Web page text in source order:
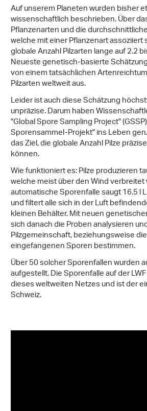
Auf unserem Planeten wurden bisher
wissenschaftlich beschrieben. Über
Pflanzenarten und die
welche mit einer Pflanzenart assoziiert
globale Anzahl Pilzarten lange auf 2.2
Neueste genetisch-basierte
von einem tatsächlichen
Pilzarten weltweit aus.
Leider ist auch diese Schätzung
unpräzise. Darum haben
"Global Spore Sampling Project"
Sporensammel-Projekt" ins Leben
das Ziel, die globale Anzahl Pilze
können.
Wie funktioniert es: Pilze produzieren
welche meist über den Wind verbreitet
automatische Sporenfalle saugt 16.5 l
und filtert alle sich in der Luft
kleinen Behälter. Mit neuen
sich danach die Proben analysieren
Pilzgemeinschaft, beziehungsweise
eingefangenen Sporen bestimmen.
Über 50 solcher Sporenfallen wurden
aufgestellt. Die Sporenfalle auf der
dieses weltweiten Netzes und ist der
Schweiz.